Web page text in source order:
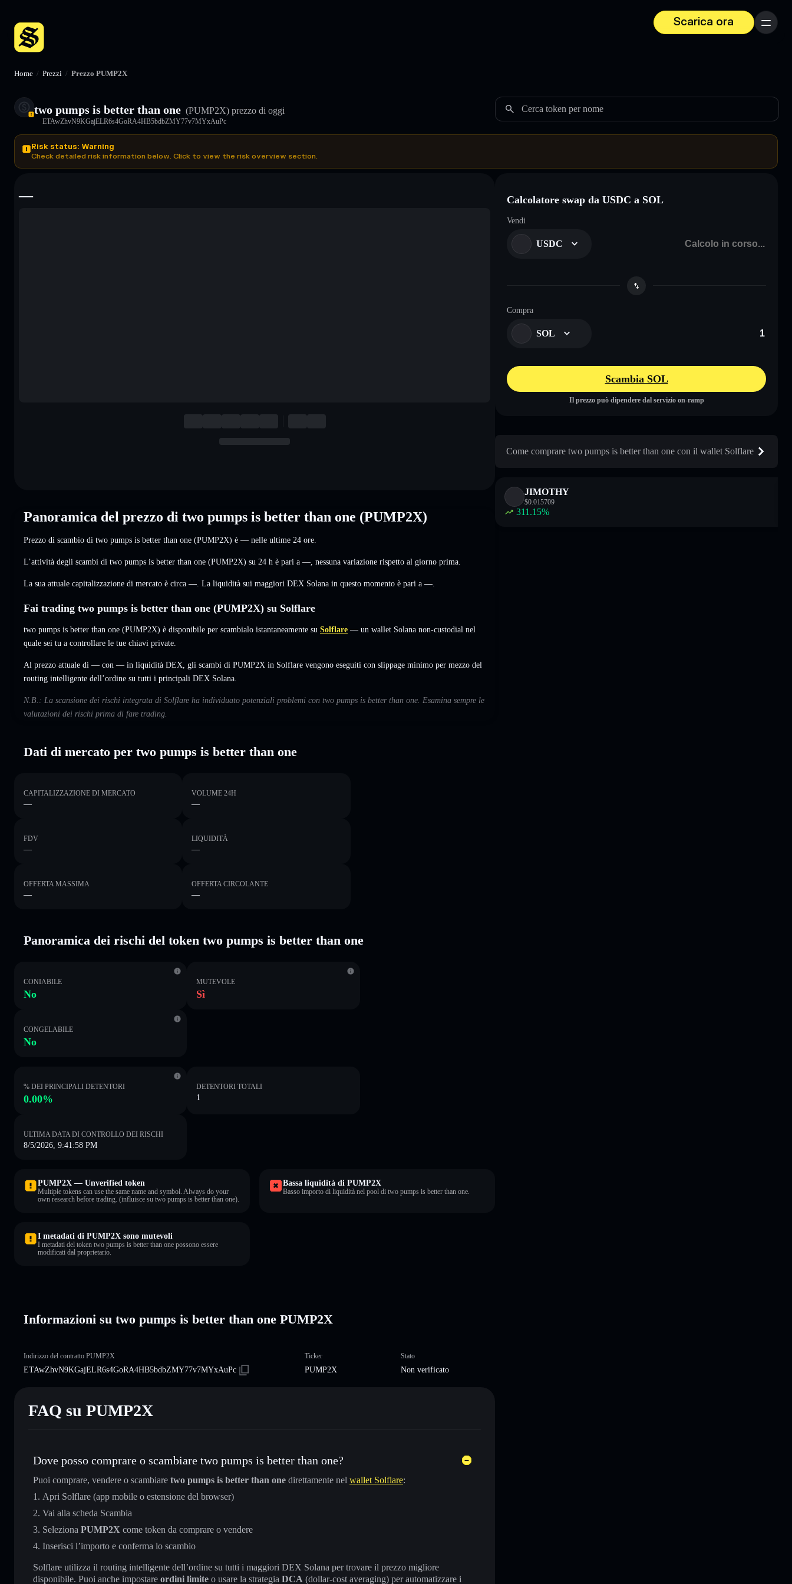
Scarica ora
Menu
Home / Prezzi / Prezzo PUMP2X
two pumps is better than one (PUMP2X) prezzo di oggi
ETAwZhvN9KGajELR6s4GoRA4HB5bdbZMY77v7MYxAuPc
Cerca token per nome
Risk status: Warning
Check detailed risk information below. Click to view the risk overview section.
—
Panoramica del prezzo di two pumps is better than one (PUMP2X)
Prezzo di scambio di two pumps is better than one (PUMP2X) è — nelle ultime 24 ore.
L’attività degli scambi di two pumps is better than one (PUMP2X) su 24 h è pari a — nessuna variazione rispetto al giorno prima.
La sua attuale capitalizzazione di mercato è circa — . La liquidità sui maggiori DEX Solana in questo momento è pari a —
Fai trading two pumps is better than one (PUMP2X) su Solflare
two pumps is better than one (PUMP2X) è disponibile per scambialo istantaneamente su Solflare — un wallet Solana non-custodial nel
quale sei tu a controllare le tue chiavi private.
Al prezzo attuale di — con — in liquidità DEX, gli scambi di PUMP2X in Solflare vengono eseguiti con slippage minimo per mezzo del
routing intelligente dell’ordine su tutti i principali DEX Solana.
N.B.: La scansione dei rischi integrata di Solflare ha individuato potenziali problemi con two pumps is better than one. Esamina sempre le
valutazioni dei rischi prima di fare trading.
Dati di mercato per two pumps is better than one
CAPITALIZZAZIONE DI MERCATO
—
VOLUME 24H
—
FDV
—
LIQUIDITÀ
—
OFFERTA MASSIMA
—
OFFERTA CIRCOLANTE
—
Panoramica dei rischi del token two pumps is better than one
CONIABILE
No
MUTEVOLE
Sì
CONGELABILE
No
% DEI PRINCIPALI DETENTORI
0.00%
DETENTORI TOTALI
1
ULTIMA DATA DI CONTROLLO DEI RISCHI
8/5/2026, 9:41:58 PM
PUMP2X — Unverified token
Multiple tokens can use the same name and symbol. Always do your
own research before trading. (influisce su two pumps is better than one).
Bassa liquidità di PUMP2X
Basso importo di liquidità nel pool di two pumps is better than one.
I metadati di PUMP2X sono mutevoli
I metadati del token two pumps is better than one possono essere
modificati dal proprietario.
Informazioni su two pumps is better than one PUMP2X
Indirizzo del contratto PUMP2X
ETAwZhvN9KGajELR6s4GoRA4HB5bdbZMY77v7MYxAuPc
Ticker
PUMP2X
Stato
Non verificato
FAQ su PUMP2X
Dove posso comprare o scambiare two pumps is better than one?
Puoi comprare, vendere o scambiare two pumps is better than one direttamente nel wallet Solflare:
Apri Solflare (app mobile o estensione del browser)
Vai alla scheda Scambia
Seleziona PUMP2X come token da comprare o vendere
Inserisci l’importo e conferma lo scambio
Solflare utilizza il routing intelligente dell’ordine su tutti i maggiori DEX Solana per trovare il prezzo migliore
disponibile. Puoi anche impostare ordini limite o usare la strategia DCA (dollar-cost averaging) per automatizzare i
Calcolatore swap da USDC a SOL
Vendi
USDC
Compra
SOL
Scambia SOL
Il prezzo può dipendere dal servizio on-ramp
Come comprare two pumps is better than one con il wallet Solflare
JIMOTHY
$0.015709
311.15%